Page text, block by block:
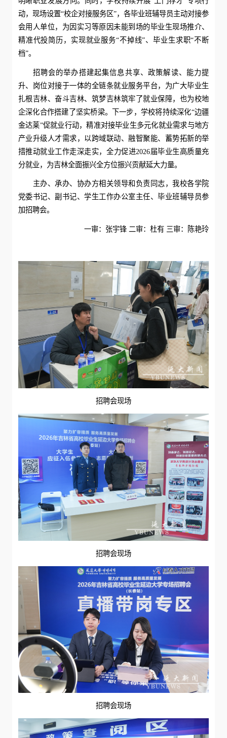
动，现场设置“校企对接服务区”，各毕业班辅导员主动对接参
会用人单位，为因实习等原因未能到场的毕业生现场推介、
精准代投简历，实现就业服务“不掉线”、毕业生求职“不断
档”。
招聘会的举办搭建起集信息共享、政策解读、能力提
升、岗位对接于一体的全链条就业服务平台，为广大毕业生
扎根吉林、奋斗吉林、筑梦吉林筑牢了就业保障，也为校地
企深化合作搭建了坚实桥梁。下一步，学校将持续深化“边疆
金达莱”促就业行动，精准对接毕业生多元化就业需求与地方
产业升级人才需求，以跨域联动、融智聚能、蓄势拓新的举
措推动就业工作走深走实，全力促进2026届毕业生高质量充
分就业，为吉林全面振兴全方位振兴贡献延大力量。
主办、承办、协办方相关领导和负责同志，我校各学院
党委书记、副书记、学生工作办公室主任、毕业班辅导员参
加招聘会。
一审：张宇锋 二审：杜有 三审：陈艳玲
招聘会现场
招聘会现场
招聘会现场